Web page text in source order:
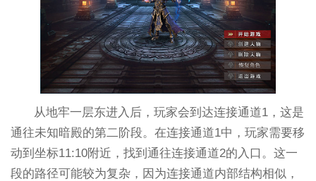
从地牢一层东进入后，玩家会到达连接通道1，这是
通往未知暗殿的第二阶段。在连接通道1中，玩家需要移
动到坐标11:10附近，找到通往连接通道2的入口。这一
段的路径可能较为复杂，因为连接通道内部结构相似，